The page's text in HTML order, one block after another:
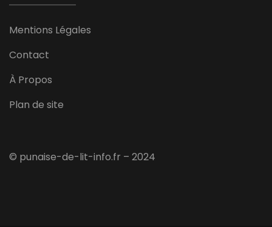
Mentions Légales
Contact
À Propos
Plan de site
© punaise-de-lit-info.fr – 2024